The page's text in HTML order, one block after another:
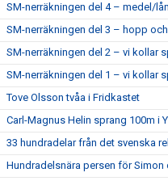
SM-nerräkningen del 4 – medel/
SM-nerräkningen del 3 – hopp
SM-nerräkningen del 2 – vi kollar
SM-nerräkningen del 1 – vi kollar
Tove Olsson tvåa i Fridkastet
Carl-Magnus Helin sprang 100m i
33 hundradelar från det svenska
Hundradelsnära persen för Simon